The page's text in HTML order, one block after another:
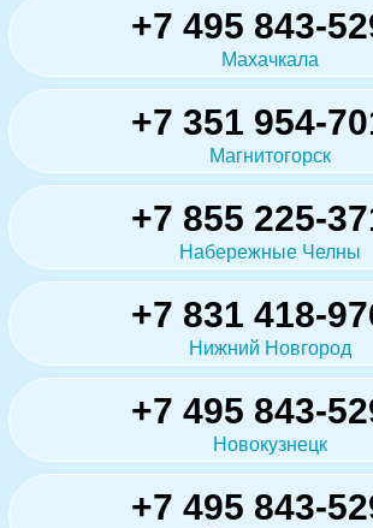
+7 495 843-
Махачкала
+7 351 954-
Магнитогорск
+7 855 225-
Набережные Челны
+7 831 418-
Нижний Новгород
+7 495 843-
Новокузнецк
+7 495 843-